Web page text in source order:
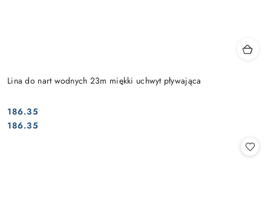
Lina do nart wodnych 23m miękki uchwyt pływająca
Cena:
186.35
Cena:
186.35